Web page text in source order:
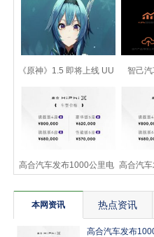
《原神》1.5 即将上线 UU
手游加速器“减压
智己汽
产”两
高合汽车发布1000公里电 高合汽
本网资讯
热点资讯
高合汽车发布